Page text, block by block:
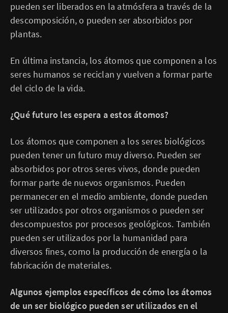
pueden ser liberados en la atmósfera a través de la
descomposición, o pueden ser absorbidos por
plantas.
En última instancia, los átomos que componen a los
seres humanos se reciclan y vuelven a formar parte
del ciclo de la vida.
¿Qué futuro les espera a estos átomos?
Los átomos que componen a los seres biológicos
pueden tener un futuro muy diverso. Pueden ser
absorbidos por otros seres vivos, donde pueden
formar parte de nuevos organismos. Pueden
permanecer en el medio ambiente, donde pueden
ser utilizados por otros organismos o pueden ser
descompuestos por procesos geológicos. También
pueden ser utilizados por la humanidad para
diversos fines, como la producción de energía o la
fabricación de materiales.
Algunos ejemplos específicos de cómo los átomos
de un ser biológico pueden ser utilizados en el